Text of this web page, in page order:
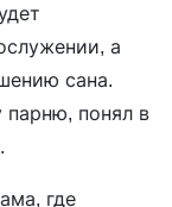
а
сана.
парню, понял в
где